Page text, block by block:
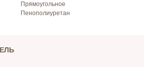
Прямоугольное
Пенополиуретан